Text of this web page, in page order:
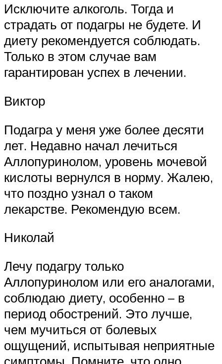
Исключите алкоголь. Тогда и
страдать от подагры не будете. И
диету рекомендуется соблюдать.
Только в этом случае вам
гарантирован успех в лечении.
Виктор
Подагра у меня уже более десяти
лет. Недавно начал лечиться
Аллопуринолом, уровень мочевой
кислоты вернулся в норму. Жалею,
что поздно узнал о таком
лекарстве. Рекомендую всем.
Николай
Лечу подагру только
Аллопуринолом или его аналогами,
соблюдаю диету, особенно – в
период обострений. Это лучше,
чем мучиться от болевых
ощущений, испытывая неприятные